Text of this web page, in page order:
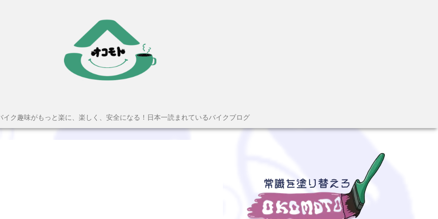
イク趣味がもっと楽に、楽しく、安全になる！日本一読まれているバイクブログ